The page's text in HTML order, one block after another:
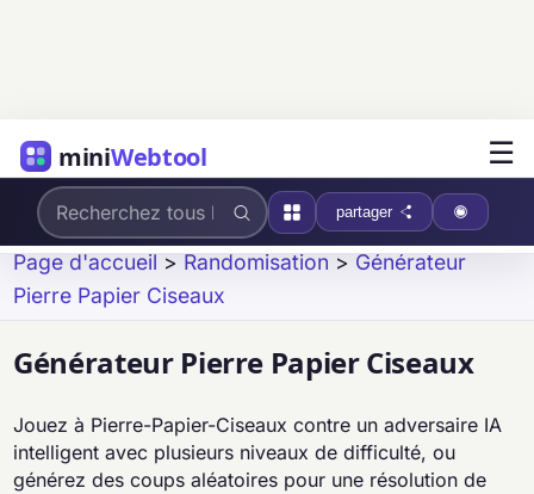
miniWebtool ☰
partager
Page d'accueil > Randomisation > Générateur
Pierre Papier Ciseaux
Générateur Pierre Papier Ciseaux
Jouez à Pierre-Papier-Ciseaux contre un adversaire IA
intelligent avec plusieurs niveaux de difficulté, ou
générez des coups aléatoires pour une résolution de